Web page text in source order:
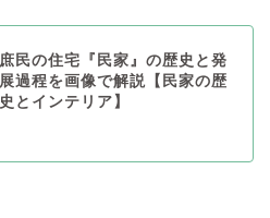
庶民の住宅『民家』の歴史と発
展過程を画像で解説【民家の歴
史とインテリア】